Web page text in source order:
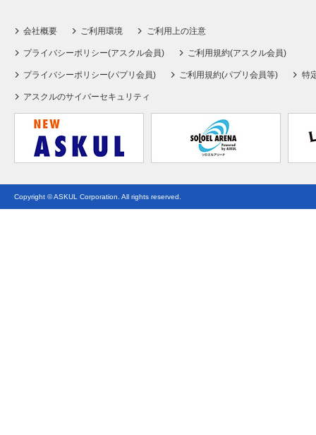
会社概要 ご利用環境 ご利用上の注意
プライバシーポリシー(アスクル会員) ご利用規約(アスクル会員)
プライバシーポリシー(パプリ会員) ご利用規約(パプリ会員等) 特
アスクルのサイバーセキュリティ
Copyright © ASKUL Corporation. All rights reserved.